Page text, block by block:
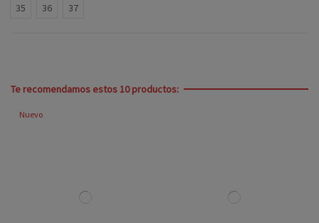
35
36 37
Te recomendamos estos 10 productos:
Nuevo